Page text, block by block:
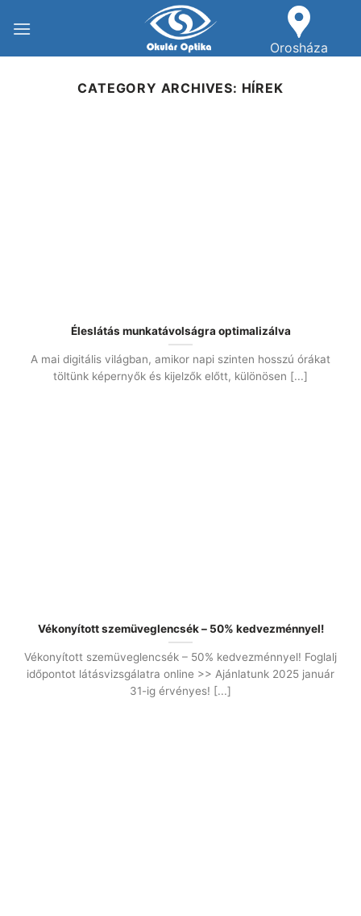
Orosháza
CATEGORY ARCHIVES: HÍREK
Éleslátás munkatávolságra optimalizálva
A mai digitális világban, amikor napi szinten hosszú órákat
töltünk képernyők és kijelzők előtt, különösen [...]
Vékonyított szemüveglencsék – 50% kedvezménnyel!
Vékonyított szemüveglencsék – 50% kedvezménnyel! Foglalj
időpontot látásvizsgálatra online >> Ajánlatunk 2025 január
31-ig érvényes! [...]